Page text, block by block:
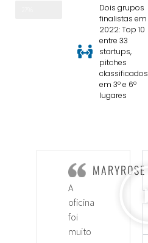
Dois grupos
finalistas em
2022: Top 10
entre 33
startups,
pitches
classificados
em 3º e 6º
lugares
MARYROSE
A
oficina
foi
muito